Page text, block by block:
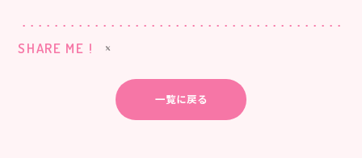
SHARE ME !
一覧に戻る